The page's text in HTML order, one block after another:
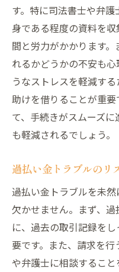
す。特に司法書士や弁
身である程度の資料を
間と労力がかかります
れるかどうかの不安も
うなストレスを軽減す
助けを借りることが重
て、手続きがスムーズ
も軽減されるでしょう。
過払い金トラブルのリ
過払い金トラブルを未
欠かせません。まず、
に、過去の取引記録を
要です。また、請求を
や弁護士に相談するこ